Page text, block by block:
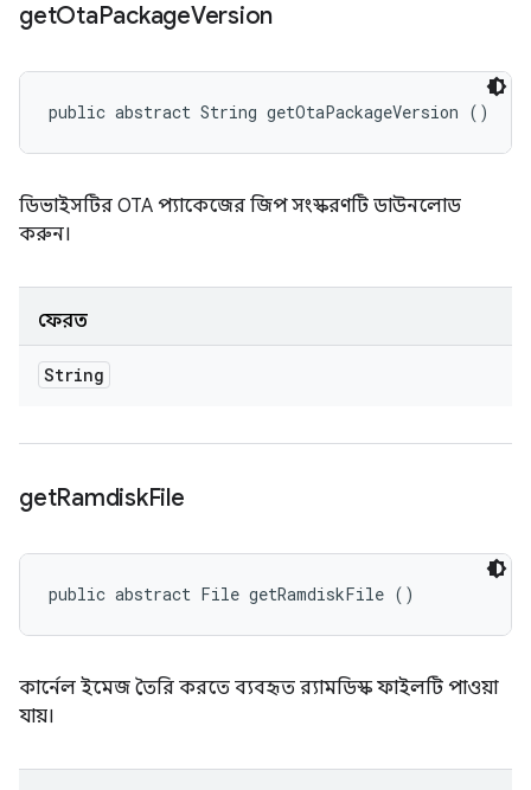
getOtaPackageVersion
public abstract String getOtaPackageVersion ()
ডিভাইসটির OTA প্যাকেজের জিপ সংস্করণটি ডাউনলোড
করুন।
ফেরত
String
getRamdiskFile
public abstract File getRamdiskFile ()
কার্নেল ইমেজ তৈরি করতে ব্যবহৃত র‍্যামডিস্ক ফাইলটি পাওয়া
যায়।